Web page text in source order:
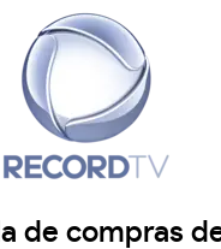
de compras